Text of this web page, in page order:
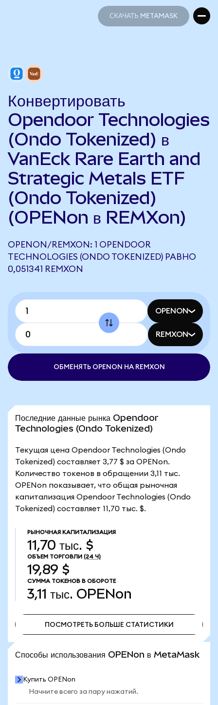
СКАЧАТЬ METAMASK
Конвертировать
Opendoor Technologies
(Ondo Tokenized) в
VanEck Rare Earth and
Strategic Metals ETF
(Ondo Tokenized)
(OPENon в REMXon)
OPENON/REMXON: 1 OPENDOOR
TECHNOLOGIES (ONDO TOKENIZED) РАВНО
0,051341 REMXON
OPENON
REMXON
ОБМЕНЯТЬ OPENON НА REMXON
Последние данные рынка Opendoor
Technologies (Ondo Tokenized)
Текущая цена Opendoor Technologies (Ondo
Tokenized) составляет 3,77 $ за OPENon.
Количество токенов в обращении 3,11 тыс.
OPENon показывает, что общая рыночная
капитализация Opendoor Technologies (Ondo
Tokenized) составляет 11,70 тыс. $.
РЫНОЧНАЯ КАПИТАЛИЗАЦИЯ
11,70 тыс. $
ОБЪЕМ ТОРГОВЛИ (24 Ч)
19,89 $
СУММА ТОКЕНОВ В ОБОРОТЕ
3,11 тыс. OPENon
ПОСМОТРЕТЬ БОЛЬШЕ СТАТИСТИКИ
Способы использования OPENon в MetaMask
Купить OPENon
Начните всего за пару нажатий.